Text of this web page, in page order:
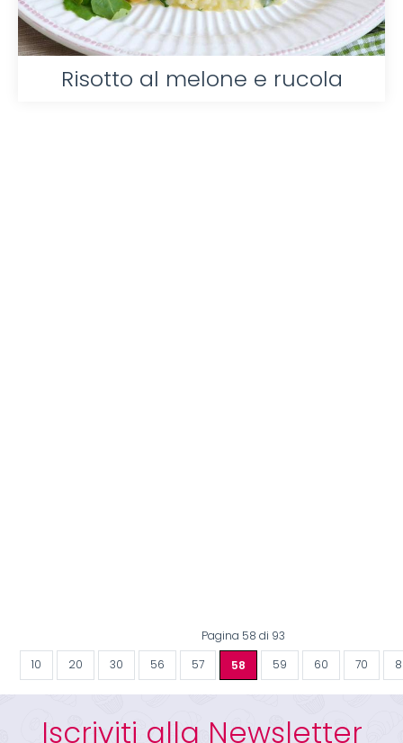
Risotto al melone e rucola
Pagina 58 di 93
10 20 30 56 57 58 59 60 70
Iscriviti alla Newsletter